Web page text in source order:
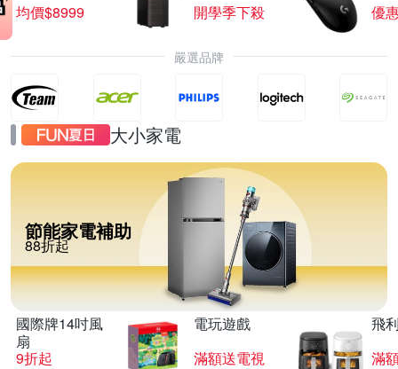
均價$8999
開學季下殺
優
嚴選品牌
大小家電
節能家電補助
88折起
國際牌14吋風
扇
9折起
電玩遊戲
滿額送電視
飛
滿